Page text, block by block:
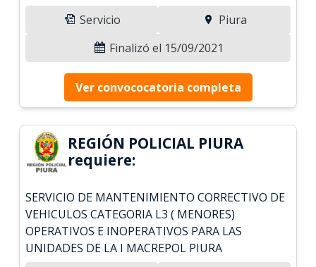
Servicio
Piura
Finalizó el 15/09/2021
Ver convococatoria completa
REGIÓN POLICIAL PIURA
requiere:
SERVICIO DE MANTENIMIENTO CORRECTIVO DE
VEHICULOS CATEGORIA L3 ( MENORES)
OPERATIVOS E INOPERATIVOS PARA LAS
UNIDADES DE LA I MACREPOL PIURA